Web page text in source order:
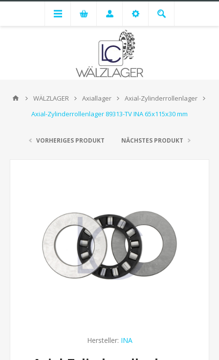
WÄLZLAGER Axiallager
Axial-Zylinderrollenlager
Axial-Zylinderrollenlager 89313-TV INA 65x115x30 mm
VORHERIGES PRODUKT NÄCHSTES PRODUKT
Hersteller: INA